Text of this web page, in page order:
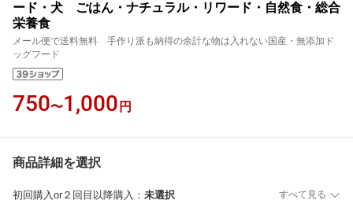
ード・犬 ごはん・ナチュラル・リワード・自然食・総合
栄養食
メール便で送料無料 手作り派も納得の余計な物は入れない国産・無添加ド
ッグフード
750〜1,000 円
商品詳細を選択
初回購入or２回目以降購入 ： 未選択 すべて見る